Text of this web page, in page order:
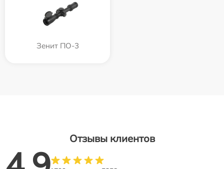
Зенит ПО-3
Отзывы клиентов